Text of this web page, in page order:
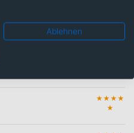
★★★★
★ ★ ★ ★
★
Ablehnen